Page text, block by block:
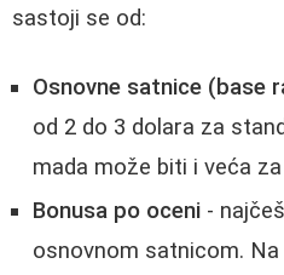
sastoji se od:
Osnovne satnice (base
od 2 do 3 dolara za
mada može biti i veća
Bonusa po oceni -
osnovnom satnicom.